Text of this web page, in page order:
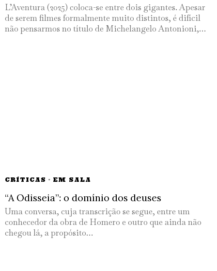
L’Aventura (2025) coloca-se entre dois gigantes. Apesar
de serem filmes formalmente muito distintos, é difícil
não pensarmos no título de Michelangelo Antonioni,…
CRÍTICAS · EM SALA
“A Odisseia”: o domínio dos deuses
Uma conversa, cuja transcrição se segue, entre um
conhecedor da obra de Homero e outro que ainda não
chegou lá, a propósito…